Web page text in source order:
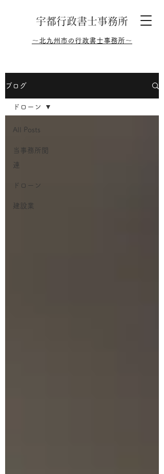
​宇都行政書士事務所
～北九州市の行政書士事務所～
ブログ
All Posts
当事務所関
連
ドローン
建設業
ドローン